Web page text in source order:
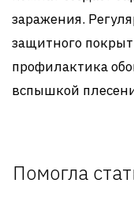
заражения.
защитного
профилактика
вспышкой
Помогла